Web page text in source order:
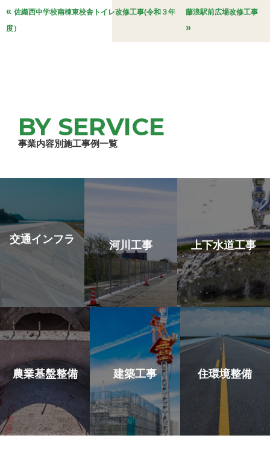
« 佐織西中学校南棟東校舎トイレ改修工事(令和３年
度）
藤浪駅前広場改修工事
»
BY SERVICE
事業内容別施工事例一覧
交通インフラ 河川工事 上下水道工事
農業基盤整備 建築工事 住環境整備